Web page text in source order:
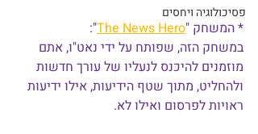
פסיכולוגיה ויחסים
* המשחק "The News Hero
":
במשחק הזה, שפותח על ידי נאט"ו, אתם
מוזמנים להיכנס לנעליו של עורך חדשות
ולהחליט, מתוך שטף הידיעות, אילו ידיעות
ראויות לפרסום ואילו לא.